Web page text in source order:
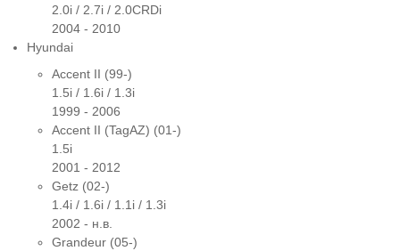
2.0i / 2.7i / 2.0CRDi
2004 - 2010
Hyundai
Accent II (99-)
1.5i / 1.6i / 1.3i
1999 - 2006
Accent II (TagAZ) (01-)
1.5i
2001 - 2012
Getz (02-)
1.4i / 1.6i / 1.1i / 1.3i
2002 - н.в.
Grandeur (05-)